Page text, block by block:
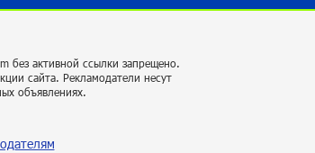
без активной ссылки запрещено.
сайта. Рекламодатели несут
объявлениях.